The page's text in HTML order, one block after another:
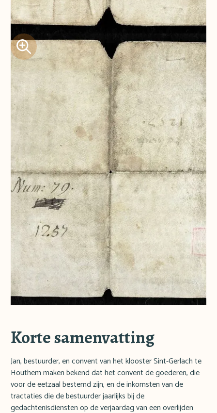
Korte samenvatting
Jan, bestuurder, en convent van het klooster Sint-Gerlach te
Houthem maken bekend dat het convent de goederen, die
voor de eetzaal bestemd zijn, en de inkomsten van de
tractaties die de bestuurder jaarlijks bij de
gedachtenisdiensten op de verjaardag van een overlijden